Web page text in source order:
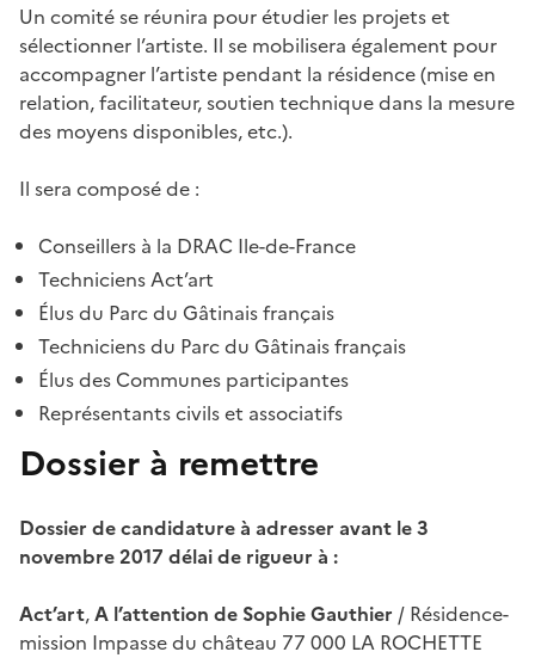
Un comité se réunira pour étudier les projets et
sélectionner l’artiste. Il se mobilisera également pour
accompagner l’artiste pendant la résidence (mise en
relation, facilitateur, soutien technique dans la mesure
des moyens disponibles, etc.).
Il sera composé de :
Conseillers à la DRAC Ile-de-France
Techniciens Act’art
Élus du Parc du Gâtinais français
Techniciens du Parc du Gâtinais français
Élus des Communes participantes
Représentants civils et associatifs
Dossier à remettre
Dossier de candidature à adresser avant le 3
novembre 2017 délai de rigueur à :
Act’art,A l’attention de Sophie Gauthier / Résidence-
mission Impasse du château 77 000 LA ROCHETTE